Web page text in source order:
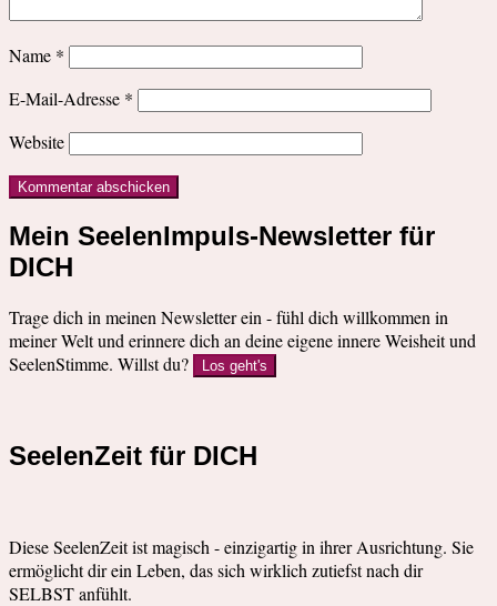
Name *
E-Mail-Adresse *
Website
Mein SeelenImpuls-Newsletter für
DICH
Trage dich in meinen Newsletter ein - fühl dich willkommen in
meiner Welt und erinnere dich an deine eigene innere Weisheit und
SeelenStimme. Willst du?
Los geht's
SeelenZeit für DICH
Diese SeelenZeit ist magisch - einzigartig in ihrer Ausrichtung. Sie
ermöglicht dir ein Leben, das sich wirklich zutiefst nach dir
SELBST anfühlt.